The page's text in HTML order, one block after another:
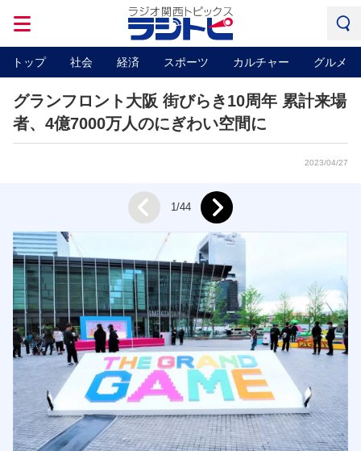
トップ 社会 経済 スポーツ カルチャー グルメ
グランフロント大阪 街びらき10周年 累計来場
者、4億7000万人のにぎわい空間に
2023/04/27
1/44